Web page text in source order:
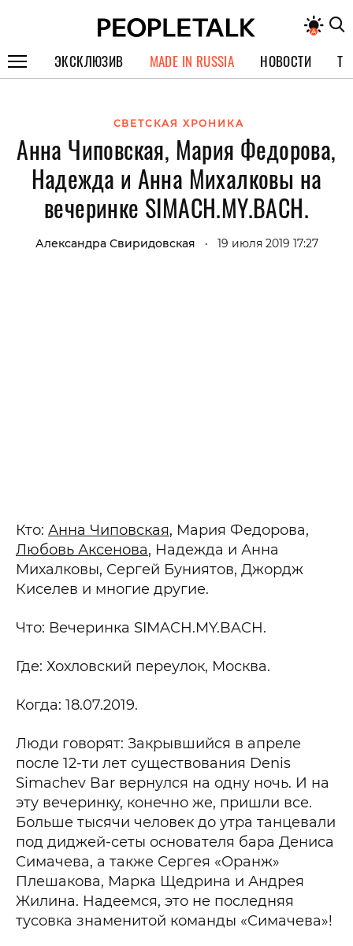
ЭКСКЛЮЗИВ
СПЕЦПРОЕКТЫ
ИНТЕРВЬЮ
ПОКОЛЕНИЕ
MADE IN RUSSIA НОВОСТИ
СВЕТСКАЯ ХРОНИКА
Анна Чиповская, Мария Федорова,
Надежда и Анна Михалковы на
вечеринке SIMACH.MY.BACH.
Александра Свиридовская • 19 июля 2019 17:27
Кто: Анна Чиповская, Мария Федорова,
Любовь Аксенова, Надежда и Анна
Михалковы, Сергей Буниятов, Джордж
Киселев и многие другие.
Что: Вечеринка SIMACH.MY.BACH.
Где: Хохловский переулок, Москва.
Когда: 18.07.2019.
Люди говорят: Закрывшийся в апреле
после 12-ти лет существования Denis
Simachev Bar вернулся на одну ночь. И на
эту вечеринку, конечно же, пришли все.
Больше тысячи человек до утра танцевали
под диджей-сеты основателя бара Дениса
Симачева, а также Сергея «Оранж»
Плешакова, Марка Щедрина и Андрея
Жилина. Надеемся, это не последняя
тусовка знаменитой команды «Симачева»!